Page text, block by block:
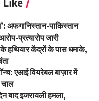
अफगानिस्तान-पाकिस्तान
प्रत्यारोप जारी
हथियार केंद्रों के पास धमाके,
एआई वियरेबल बाज़ार में
चाल
बाद इजरायली हमला,